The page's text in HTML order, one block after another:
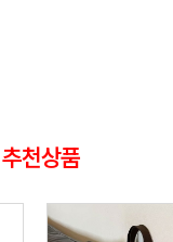
추천상품